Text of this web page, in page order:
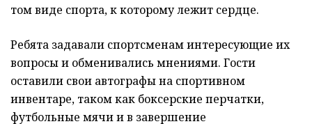
том виде спорта, к которому лежит сердце.
Ребята задавали спортсменам интересующие их
вопросы и обменивались мнениями. Гости
оставили свои автографы на спортивном
инвентаре, таком как боксерские перчатки,
футбольные мячи и в завершение